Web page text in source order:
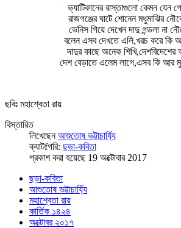
ভ্যাটিকানের রাস্তাগুলো কেমন যেন
রাজগঞ্জের ঘাটে শোনেন মধুমাঝির
ভেনিস গিয়ে দেখেন দাদু গন্ডলা না
বলেন এসব দেখতে এলি,খরচ করে কি
দাদুর কাছে অনেক শিখি,দেশবিদেশের
দেশ বেড়াতে এলেম লাগে,এসব কি আর
ছবিঃ মহাশ্বেতা রায়
বিস্তারিত
লিখেছেনআশুতোষ ভট্টাচার্য্যি
ক্যাটfগরি: ছড়া-কবিতা
প্রকাশ করা হয়েছে 19 অক্টোবার 2017
ছড়া-কবিতা
আশুতোষ ভট্টাচার্য্যি
মহাশ্বেতা রায়
কার্তিক ১৪২৪
অক্টোবর ২০১৭